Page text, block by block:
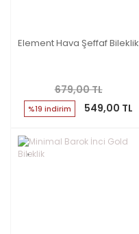
Element Hava Şeffaf Bileklik
679,00 TL
%19 indirim 549,00 TL